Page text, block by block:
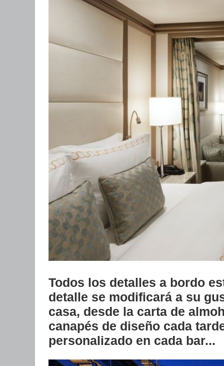
Todos los detalles a bordo
detalle se modificará a su
casa, desde la carta de
canapés de diseño cada
personalizado en cada bar...